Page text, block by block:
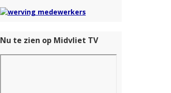
Nu te zien op Midvliet TV